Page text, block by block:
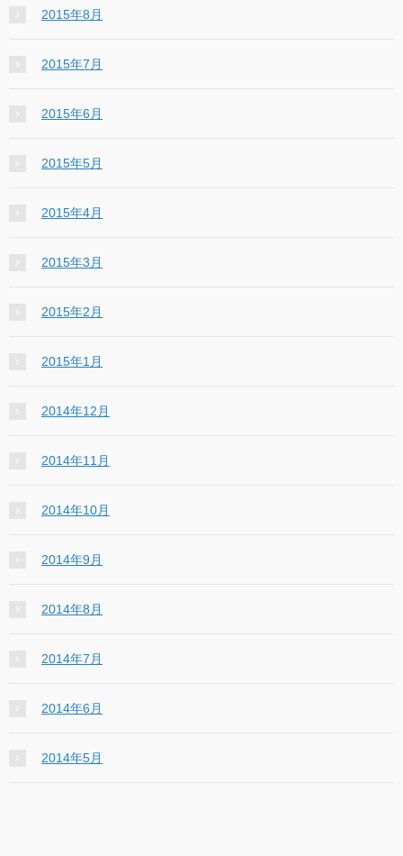
2015年8月
2015年7月
2015年6月
2015年5月
2015年4月
2015年3月
2015年2月
2015年1月
2014年12月
2014年11月
2014年10月
2014年9月
2014年8月
2014年7月
2014年6月
2014年5月